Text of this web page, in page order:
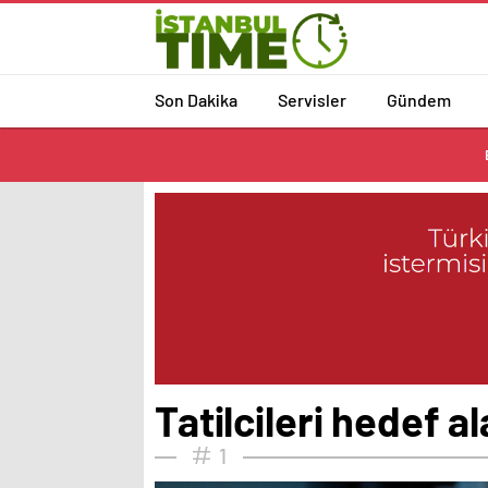
Son Dakika Servisler Gündem
Tatilcileri hedef
1